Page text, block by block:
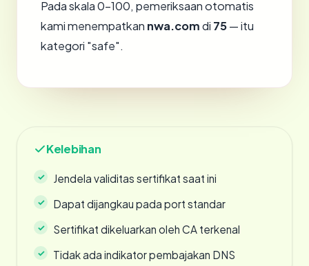
Pada skala 0-100, pemeriksaan otomatis
kami menempatkan nwa.comdi 75— itu
kategori "safe".
Kelebihan
Jendela validitas sertifikat saat ini
Dapat dijangkau pada port standar
Sertifikat dikeluarkan oleh CA terkenal
Tidak ada indikator pembajakan DNS